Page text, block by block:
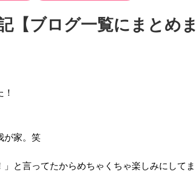
【ブログ一覧にまとめま
が家。笑
と言ってたからめちゃくちゃ楽しみにしてま